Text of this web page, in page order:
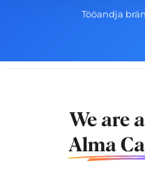
Tööandja
We are
Alma